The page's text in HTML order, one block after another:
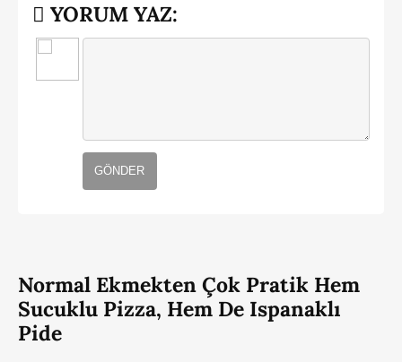
YORUM YAZ:
GÖNDER
Normal Ekmekten Çok Pratik Hem
Sucuklu Pizza, Hem De Ispanaklı
Pide